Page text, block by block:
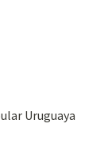
Uruguaya